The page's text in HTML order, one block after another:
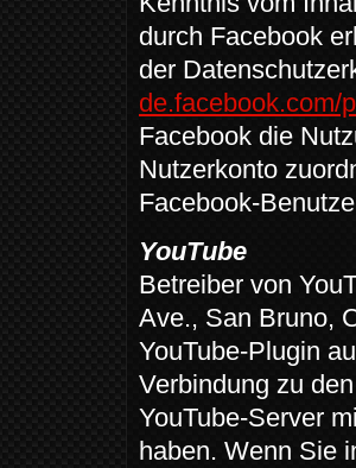
durch Facebook
der
de.facebook.com/
Facebook die
Nutzerkonto
Facebook-
YouTube
Betreiber von
Ave., San Bruno,
YouTube-Plugin
Verbindung zu
YouTube-Server
haben. Wenn Sie